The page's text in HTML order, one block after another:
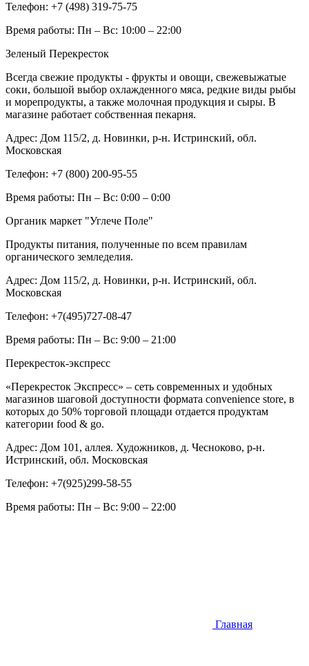
Телефон: +7 (498) 319-75-75
Время работы: Пн – Вс: 10:00 – 22:00
Зеленый Перекресток
Всегда свежие продукты - фрукты и овощи, свежевыжатые
соки, большой выбор охлажденного мяса, редкие виды рыбы
и морепродукты, а также молочная продукция и сыры. В
магазине работает собственная пекарня.
Адрес: Дом 115/2, д. Новинки, р-н. Истринский, обл.
Московская
Телефон: +7 (800) 200-95-55
Время работы: Пн – Вс: 0:00 – 0:00
Органик маркет "Углече Поле"
Продукты питания, полученные по всем правилам
органического земледелия.
Адрес: Дом 115/2, д. Новинки, р-н. Истринский, обл.
Московская
Телефон: +7(495)727-08-47
Время работы: Пн – Вс: 9:00 – 21:00
Перекресток-экспресс
«Перекресток Экспресс» – сеть современных и удобных
магазинов шаговой доступности формата convenience store, в
которых до 50% торговой площади отдается продуктам
категории food & go.
Адрес: Дом 101, аллея. Художников, д. Чесноково, р-н.
Истринский, обл. Московская
Телефон: +7(925)299-58-55
Время работы: Пн – Вс: 9:00 – 22:00
Главная